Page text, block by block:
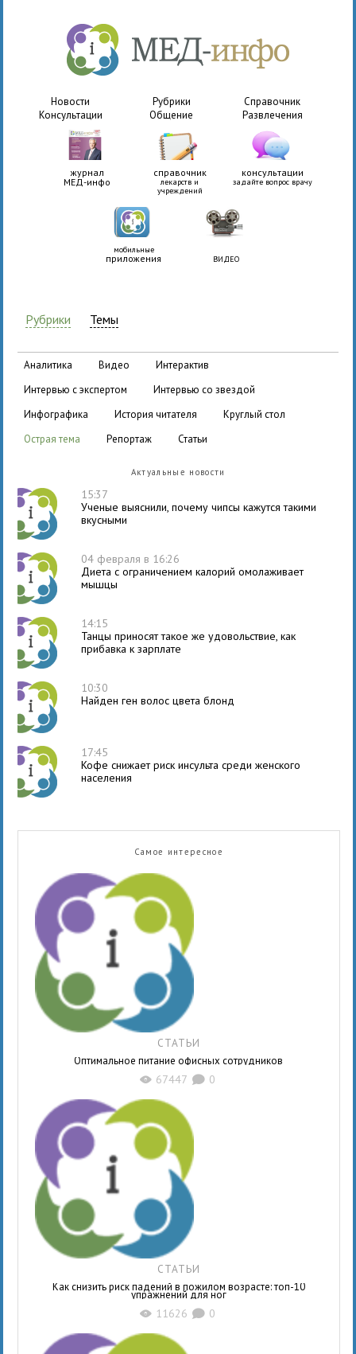
Новости Рубрики
Справочник
Консультации
Общение Развлечения
журнал
МЕД-инфо
справочник
лекарств и
учреждений
консультации
задайте вопрос врачу
мобильные
приложения ВИДЕО
Рубрики Темы
аналитика видео
интерактив
интервью с экспертом
интервью со звездой
инфографика
история читателя
круглый стол
острая тема
репортаж статьи
Актуальные новости
15:37
Ученые выяснили, почему чипсы кажутся такими
вкусными
04 февраля в 16:26
Диета с ограничением калорий омолаживает
мышцы
14:15
Танцы приносят такое же удовольствие, как
прибавка к зарплате
10:30
Найден ген волос цвета блонд
17:45
Кофе снижает риск инсульта среди женского
населения
Самое интересное
СТАТЬИ
Оптимальное питание офисных сотрудников
X 67447 K 0
СТАТЬИ
Как снизить риск падений в пожилом возрасте: топ-10
упражнений для ног
X 11626 K 0